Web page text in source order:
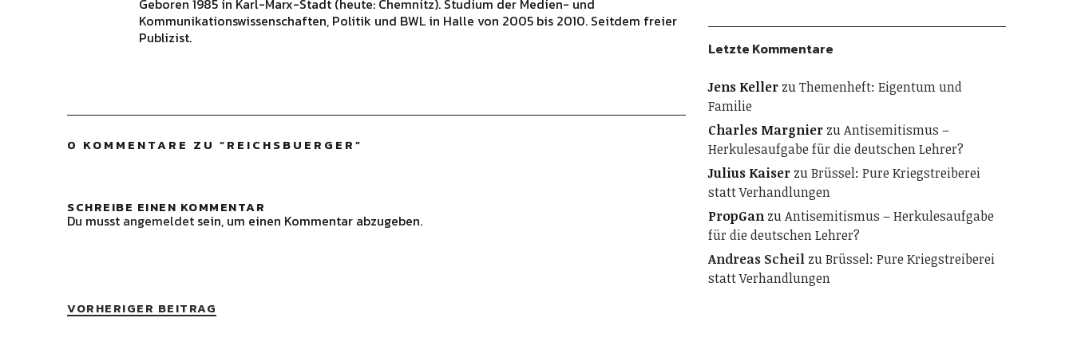
Geboren 1985 in Karl-Marx-Stadt (heute: Chemnitz). Studium der Medien- und
Kommunikationswissenschaften, Politik und BWL in Halle von 2005 bis 2010. Seitdem freier
Publizist.
0 KOMMENTARE ZU “REICHSBUERGER”
SCHREIBE EINEN KOMMENTAR
Du musst angemeldet sein, um einen Kommentar abzugeben.
VORHERIGER BEITRAG
Letzte Kommentare
Jens KellerzuThemenheft: Eigentum und
Familie
Charles MargnierzuAntisemitismus –
Herkulesaufgabe für die deutschen Lehrer?
Julius KaiserzuBrüssel: Pure Kriegstreiberei
statt Verhandlungen
PropGanzuAntisemitismus – Herkulesaufgabe
für die deutschen Lehrer?
Andreas ScheilzuBrüssel: Pure Kriegstreiberei
statt Verhandlungen